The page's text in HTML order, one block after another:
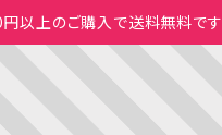
以上のご購入で送料無料です